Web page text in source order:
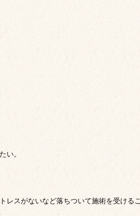
い。
レスがないなど落ちついて施術を受けるこ